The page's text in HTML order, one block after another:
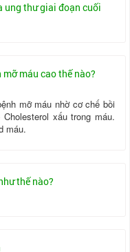
ung thư giai đoạn cuối
máu cao thế nào?
mỡ máu nhờ cơ chế bồi
xấu trong máu.
máu.
thế nào?